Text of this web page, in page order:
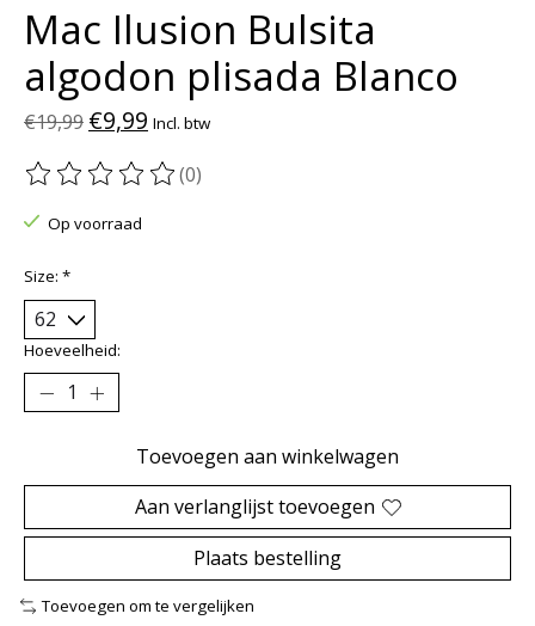
Mac Ilusion Bulsita
algodon plisada Blanco
€19,99 €9,99 Incl. btw
De beoordeling van dit product is
(0)
Op voorraad
Size: *
Hoeveelheid:
Toevoegen aan winkelwagen
Aan verlanglijst toevoegen
Plaats bestelling
Toevoegen om te vergelijken